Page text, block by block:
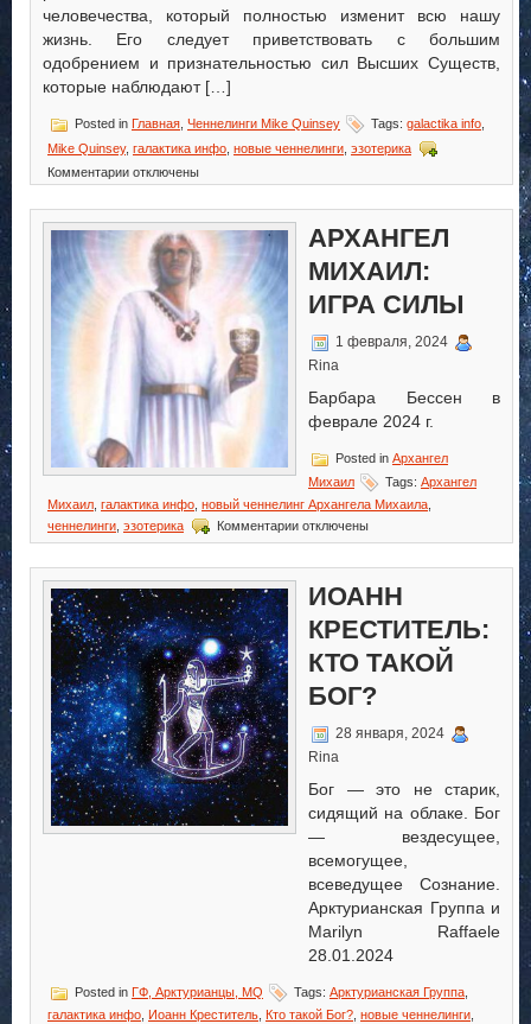
человечества, который полностью изменит всю нашу
жизнь. Его следует приветствовать с большим
одобрением и признательностью сил Высших Существ,
которые наблюдают […]
Posted in Главная Ченнелинги Mike Quinsey Tags: galactika info
Mike Quinsey, галактика инфо новые ченнелинги эзотерика
Комментариик
записи
Признательность
отключены
АРХАНГЕЛ
МИХАИЛ:
ИГРА СИЛЫ
1 февраля, 2024
Rina
Барбара Бессен в
феврале 2024 г.
Posted in Архангел
Михаил
Tags: Архангел
Михаил галактика инфо новый ченнелинг Архангела Михаила
ченнелинги эзотерика Комментариик
записи
Игра
отключены
ИОАНН
КРЕСТИТЕЛЬ:
КТО ТАКОЙ
БОГ?
28 января, 2024
Rina
Бог — это не старик,
сидящий на облаке. Бог
— вездесущее,
всемогущее,
всеведущее Сознание.
Арктурианская Группа и
Marilyn Raffaele
28.01.2024
Posted in ГФ, Арктурианцы, MQ Tags: Арктурианская Группа
галактика инфо Иоанн Креститель Кто такой Бог? новые ченнелинги